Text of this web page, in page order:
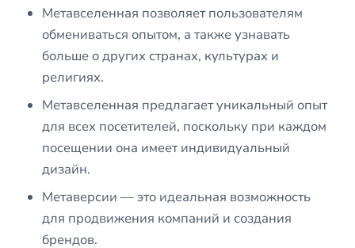
Метавселенная позволяет пользователям
обмениваться опытом, а также узнавать
больше о других странах, культурах и
религиях.
Метавселенная предлагает уникальный опыт
для всех посетителей, поскольку при каждом
посещении она имеет индивидуальный
дизайн.
Метаверсии — это идеальная возможность
для продвижения компаний и создания
брендов.